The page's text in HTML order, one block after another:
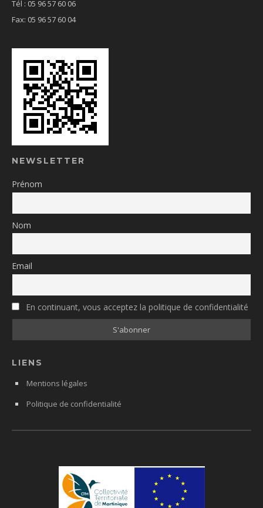
Tél : 05 96 57 60 06
Fax: 05 96 57 60 04
NEWSLETTER
Prénom
Nom
Email
En continuant, vous acceptez la politique de confidentialité
LIENS
Mentions légales
Politique de confidentialité